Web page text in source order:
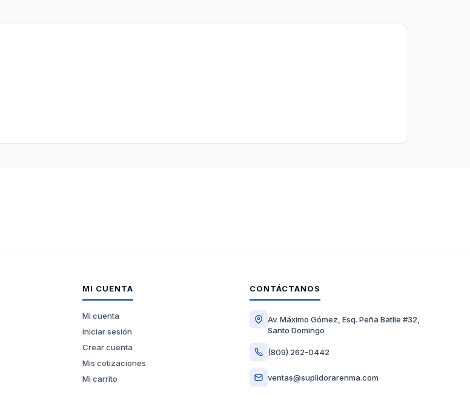
MI CUENTA
Mi cuenta
Iniciar sesión
Crear cuenta
Mis cotizaciones
Mi carrito
CONTÁCTANOS
Av. Máximo Gómez, Esq. Peña Batlle #32,
Santo Domingo
(809) 262-0442
ventas@suplidorarenma.com